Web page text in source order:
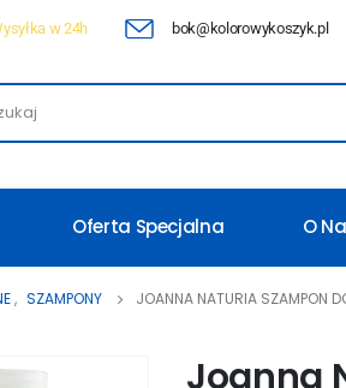
w 24h bok@kolorowykoszyk.pl
Oferta Specjalna O
, SZAMPONY JOANNA NATURIA SZAMPON
Joanna